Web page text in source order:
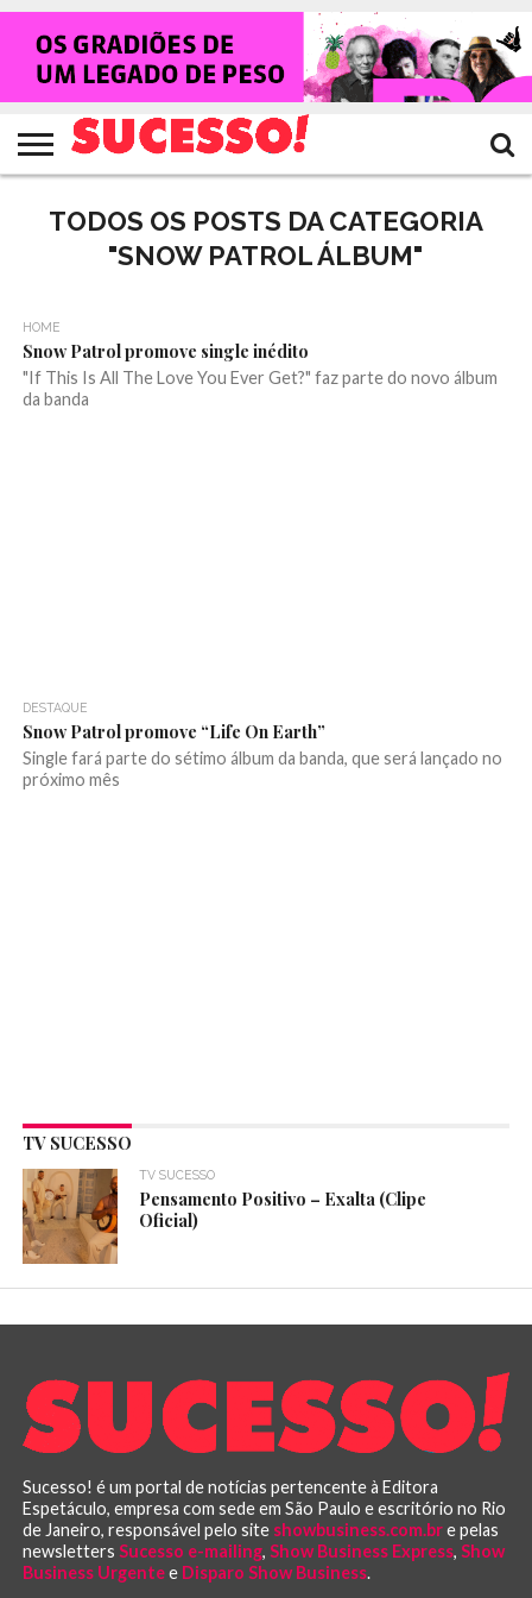
HOME
NOTÍCIAS
SHOWS
ENTREVISTAS
CLIQUES
RANKING
CROWLEY
TV
SUCESSO!
REVISTA
SUCESSO!
TODOS OS POSTS DA CATEGORIA
"SNOW PATROL ÁLBUM"
HOME
Snow Patrol promove single inédito
"If This Is All The Love You Ever Get?" faz parte do novo álbum
da banda
DESTAQUE
Snow Patrol promove “Life On Earth”
Single fará parte do sétimo álbum da banda, que será lançado no
próximo mês
TV SUCESSO
TV SUCESSO
Pensamento Positivo – Exalta (Clipe
Oficial)
Sucesso! é um portal de notícias pertencente à Editora
Espetáculo, empresa com sede em São Paulo e escritório no Rio
de Janeiro, responsável pelo site showbusiness.com.bre pelas
newsletters Sucesso e-mailing, Show Business Express, Show
Business Urgentee Disparo Show Business.